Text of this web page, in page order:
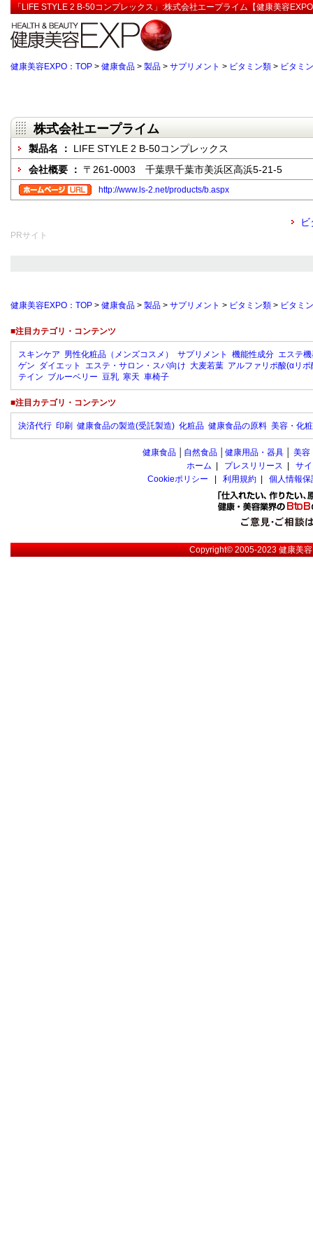
「LIFE STYLE 2 B-50コンプレックス」:株式会社エープライム【健康美容
健康美容EXPO：TOP > 健康食品 > 製品 > サプリメント > ビタミン類 > ビタミ
株式会社エープライム
製品名 ： LIFE STYLE 2 B-50コンプレックス
会社概要 ： 〒261-0003 千葉県千葉市美浜区高浜5-21-5
http://www.ls-2.net/products/b.aspx
PRサイト
健康美容EXPO：TOP > 健康食品 > 製品 > サプリメント > ビタミン類 > ビタミ
■注目カテゴリ・コンテンツ
スキンケア 男性化粧品（メンズコスメ） サプリメント 機能性成分 エステ
ゲン ダイエット エステ・サロン・スパ向け 大麦若葉 アルファリポ酸(αリポ
テイン ブルーベリー 豆乳 寒天 車椅子
■注目カテゴリ・コンテンツ
決済代行 印刷 健康食品の製造(受託製造) 化粧品 健康食品の原料 美容・化
健康食品 自然食品 健康用品・器具 美容
ホーム
プレスリリース
サ
Cookieポリシー
利用規約 個人情報
Copyright© 2005-2023健康美